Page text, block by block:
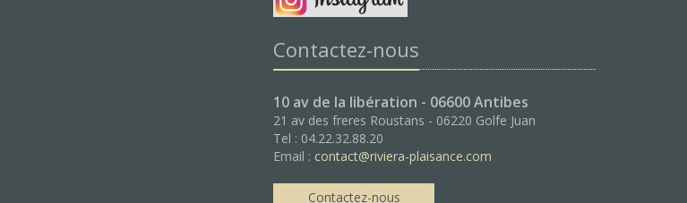
Contactez-nous
10 av de la libération - 06600 Antibes
21 av des freres Roustans - 06220 Golfe Juan
Tel : 04.22.32.88.20
Email : contact@riviera-plaisance.com
Contactez-nous